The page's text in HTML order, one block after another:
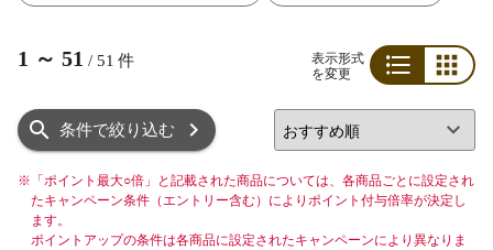
1 ～ 51 / 51 件
表示形式
を変更
条件で絞り込む
※ 「ポイント最大○倍」と記載された商品については、各商品ごとに設定され
たキャンペーン条件（エントリー含む）によりポイント付与倍率が決定し
ます。
ポイントアップの条件は各商品に設定されたキャンペーンにより異なりま